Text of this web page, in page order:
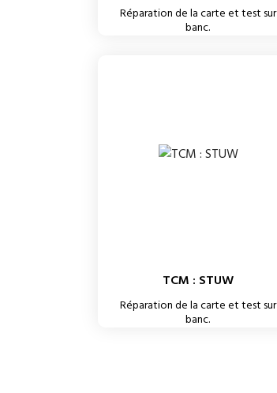
Réparation de la carte et test sur
banc.
TCM : STUW
Réparation de la carte et test sur
banc.